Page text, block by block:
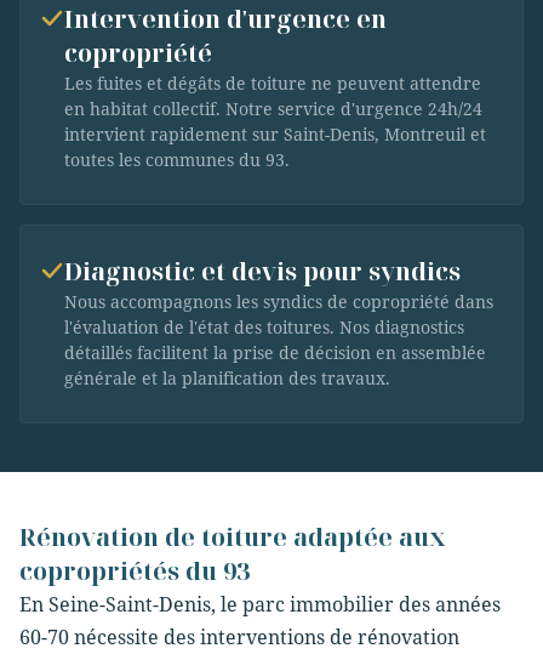
Intervention d'urgence en
copropriété
Les fuites et dégâts de toiture ne peuvent attendre
en habitat collectif. Notre service d'urgence 24h/24
intervient rapidement sur Saint-Denis, Montreuil et
toutes les communes du 93.
Diagnostic et devis pour syndics
Nous accompagnons les syndics de copropriété dans
l'évaluation de l'état des toitures. Nos diagnostics
détaillés facilitent la prise de décision en assemblée
générale et la planification des travaux.
Rénovation de toiture adaptée aux
copropriétés du 93
En Seine-Saint-Denis, le parc immobilier des années
60-70 nécessite des interventions de rénovation